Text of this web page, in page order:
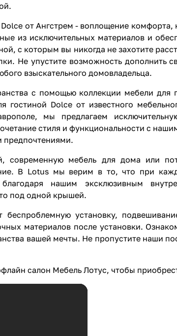
от Ангстрем - воплощение комфорта,
из исключительных материалов и
с которым вы никогда не захотите
Не упустите возможность дополнить
взыскательного домовладельца.
с помощью коллекции мебели для
гостиной Dolce от известного
мы предлагаем
стиля и функциональности с
предпочтениями.
современную мебель для дома или
В Lotus мы верим в то, что при
нашим эксклюзивным
под одной крышей.
беспроблемную установку,
материалов после установки.
вашей мечты. Не пропустите наши
салон Мебель Лотус, чтобы